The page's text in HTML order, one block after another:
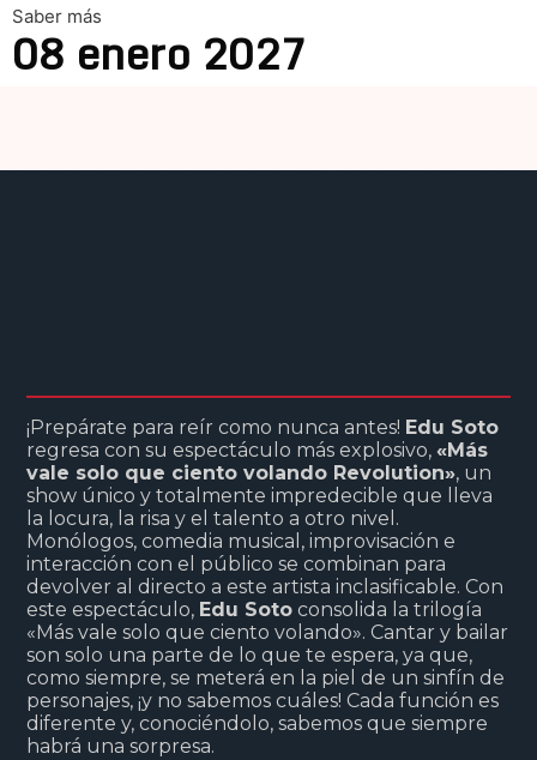
Saber más
08 enero 2027
¡Prepárate para reír como nunca antes! Edu Soto
regresa con su espectáculo más explosivo, «Más
vale solo que ciento volando Revolution», un
show único y totalmente impredecible que lleva
la locura, la risa y el talento a otro nivel.
Monólogos, comedia musical, improvisación e
interacción con el público se combinan para
devolver al directo a este artista inclasificable. Con
este espectáculo, Edu Soto consolida la trilogía
«Más vale solo que ciento volando». Cantar y bailar
son solo una parte de lo que te espera, ya que,
como siempre, se meterá en la piel de un sinfín de
personajes, ¡y no sabemos cuáles! Cada función es
diferente y, conociéndolo, sabemos que siempre
habrá una sorpresa.